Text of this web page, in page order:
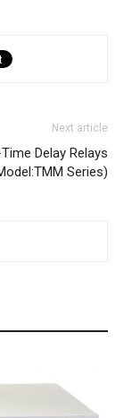
Next article
Delay Relays
Series)